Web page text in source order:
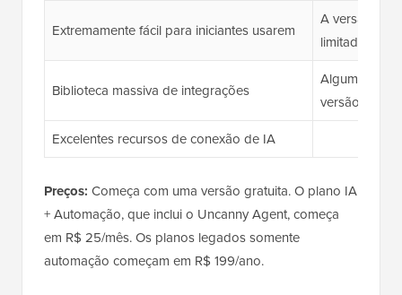
Extremamente fácil para iniciantes usarem
A versão
limitados
Biblioteca massiva de integrações
Algumas
versão Pro
Excelentes recursos de conexão de IA
Preços: Começa com uma versão gratuita. O plano IA
+ Automação, que inclui o Uncanny Agent, começa
em R$ 25/mês. Os planos legados somente
automação começam em R$ 199/ano.